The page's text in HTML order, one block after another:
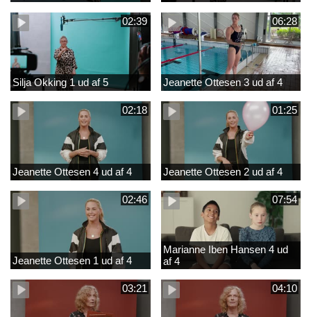
02:39
Silja Okking 1 ud af 5
06:28
Jeanette Ottesen 3 ud af 4
02:18
Jeanette Ottesen 4 ud af 4
01:25
Jeanette Ottesen 2 ud af 4
02:46
Jeanette Ottesen 1 ud af 4
07:54
Marianne Iben Hansen 4 ud
af 4
03:21 04:10